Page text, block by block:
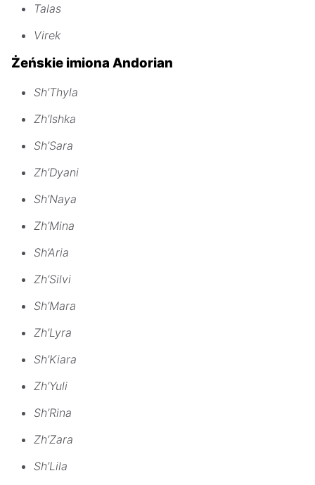
Talas
Virek
Żeńskie imiona Andorian
Sh’Thyla
Zh’Ishka
Sh’Sara
Zh’Dyani
Sh’Naya
Zh’Mina
Sh’Aria
Zh’Silvi
Sh’Mara
Zh’Lyra
Sh’Kiara
Zh’Yuli
Sh’Rina
Zh’Zara
Sh’Lila